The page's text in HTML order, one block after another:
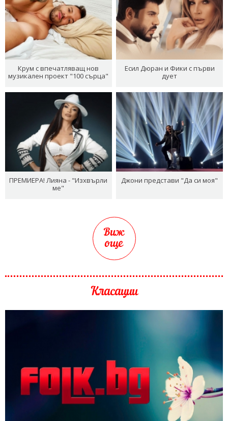
Крум с впечатляващ нов
музикален проект "100 сърца"
Есил Дюран и Фики с първи
дует
ПРЕМИЕРА! Лияна - "Изхвърли
ме"
Джони представи "Да си моя"
Виж
още
Класации